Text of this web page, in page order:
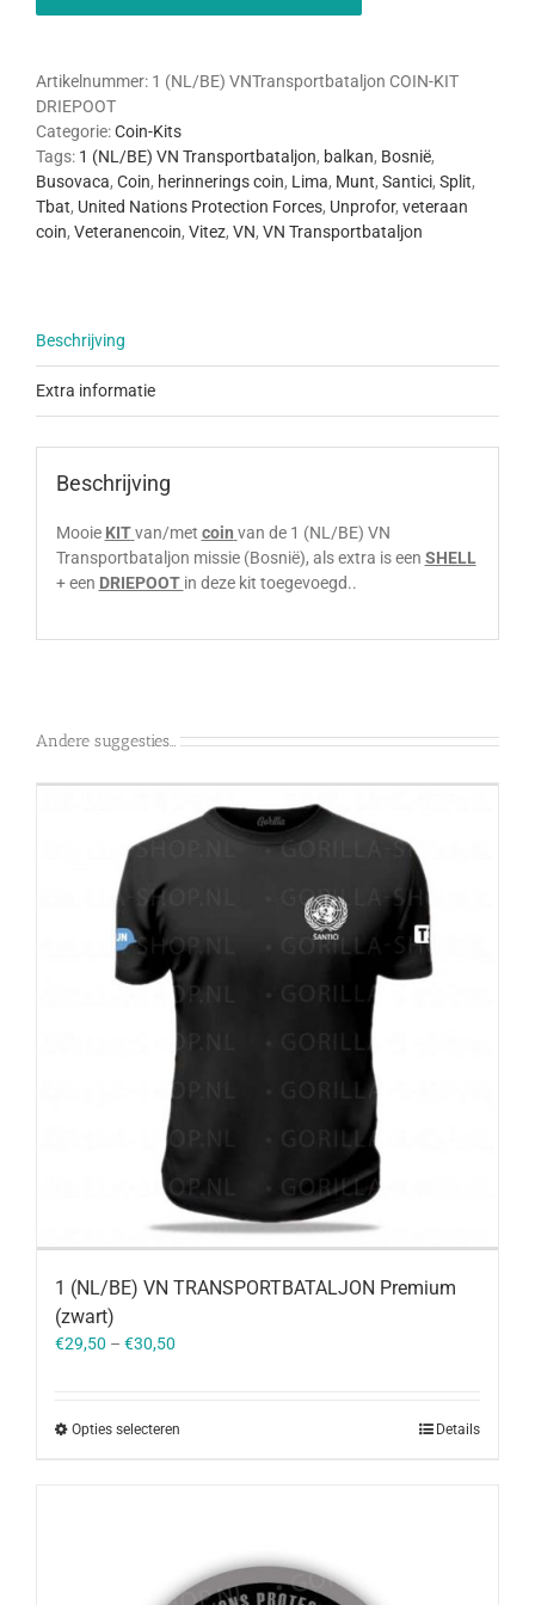
(Driepoot)
aantal
Artikelnummer: 1 (NL/BE) VNTransportbataljon COIN-KIT
DRIEPOOT
Categorie:Coin-Kits
Tags: 1 (NL/BE) VN Transportbataljon, balkan, Bosnië,
Busovaca, Coin, herinnerings coin, Lima, Munt, Santici, Split,
Tbat, United Nations Protection Forces, Unprofor, veteraan
coin, Veteranencoin, Vitez, VN, VN Transportbataljon
Beschrijving
Extra informatie
Beschrijving
Mooie KIT van/met coin van de 1 (NL/BE) VN
Transportbataljon missie (Bosnië), als extra is een SHELL
+ een DRIEPOOT in deze kit toegevoegd..
Andere suggesties…
1 (NL/BE) VN TRANSPORTBATALJON Premium
(zwart)
€29,50 – €30,50
Opties selecteren Details